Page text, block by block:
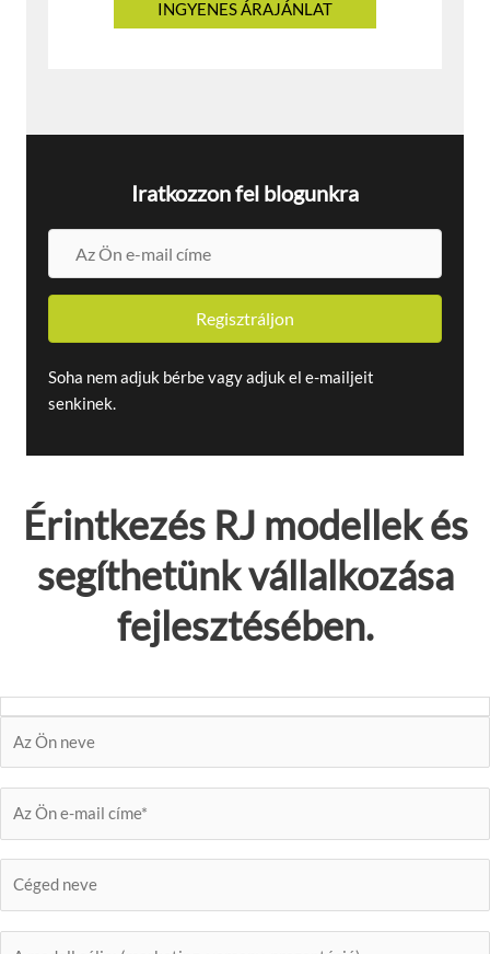
Iratkozzon fel blogunkra
Ö
e
-
m
e
Regisztráljon
Soha nem adjuk bérbe vagy adjuk el e-mailjeit
senkinek.
Érintkezés RJ modellekés
segíthetünk vállalkozása
fejlesztésében.